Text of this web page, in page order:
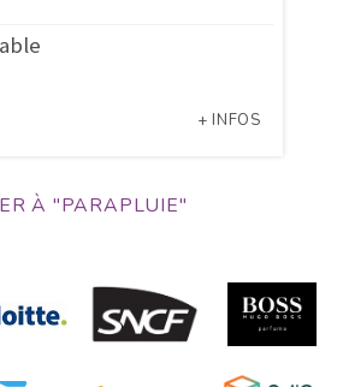
+ INFOS
À "PARAPLUIE"